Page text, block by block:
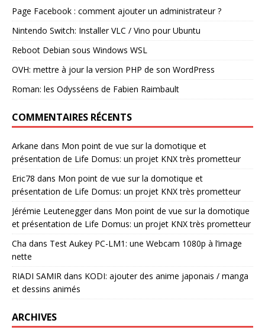
Page Facebook : comment ajouter un administrateur ?
Nintendo Switch: Installer VLC / Vino pour Ubuntu
Reboot Debian sous Windows WSL
OVH: mettre à jour la version PHP de son WordPress
Roman: les Odysséens de Fabien Raimbault
COMMENTAIRES RÉCENTS
Arkane dans Mon point de vue sur la domotique et
présentation de Life Domus: un projet KNX très prometteur
Eric78 dans Mon point de vue sur la domotique et
présentation de Life Domus: un projet KNX très prometteur
Jérémie Leuteneggerdans Mon point de vue sur la domotique
et présentation de Life Domus: un projet KNX très prometteur
Cha dans Test Aukey PC-LM1: une Webcam 1080p à l’image
nette
RIADI SAMIR dans KODI: ajouter des anime japonais / manga
et dessins animés
ARCHIVES